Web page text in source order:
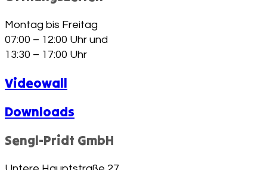
Montag bis Freitag
07:00 – 12:00 Uhr und
13:30 – 17:00 Uhr
Videowall
Downloads
Sengl-Pridt GmbH